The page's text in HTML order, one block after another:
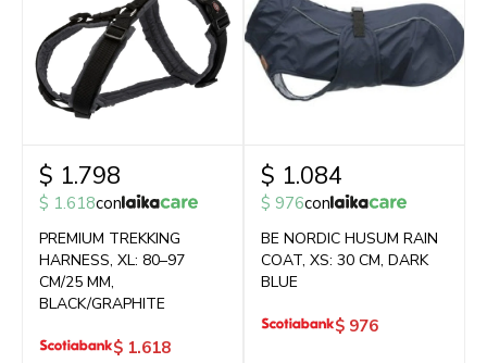
$ 1.798
$ 1.618con
PREMIUM TREKKING
HARNESS, XL: 80–97
CM/25 MM,
BLACK/GRAPHITE
$ 1.618
$ 1.084
$ 976con
BE NORDIC HUSUM RAIN
COAT, XS: 30 CM, DARK
BLUE
$ 976